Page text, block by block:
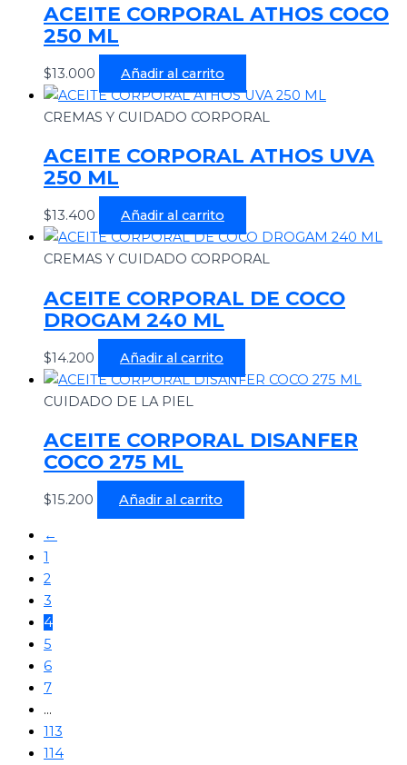
ACEITE CORPORAL ATHOS COCO
250 ML
$13.000 Añadir al carrito
CREMAS Y CUIDADO CORPORAL
ACEITE CORPORAL ATHOS UVA
250 ML
$13.400 Añadir al carrito
CREMAS Y CUIDADO CORPORAL
ACEITE CORPORAL DE COCO
DROGAM 240 ML
$14.200 Añadir al carrito
CUIDADO DE LA PIEL
ACEITE CORPORAL DISANFER
COCO 275 ML
$15.200 Añadir al carrito
←
1
2
3
4
5
6
7
…
113
114